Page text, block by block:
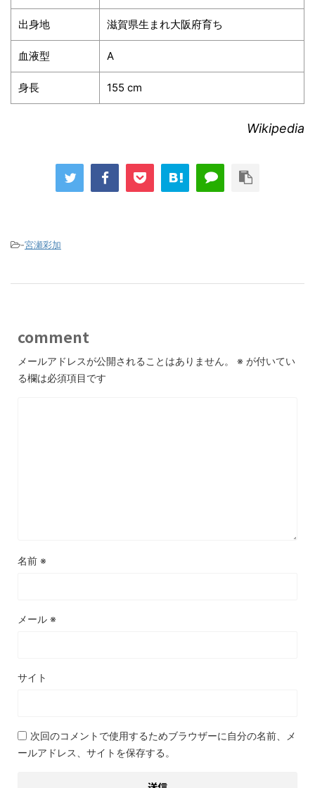
出身地 滋賀県生まれ大阪府育ち
血液型 A
身長 155 cm
Wikipedia
-宮瀬彩加
comment
メールアドレスが公開されることはありません。 ※ が付いてい
る欄は必須項目です
名前 ※
メール ※
サイト
次回のコメントで使用するためブラウザーに自分の名前、メ
ールアドレス、サイトを保存する。